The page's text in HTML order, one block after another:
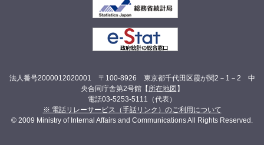
法人番号2000012020001 〒100-8926 東京都千代田区霞が関2－1－2 中
央合同庁舎第2号館【 所在地図 】
電話03-5253-5111（代表）
※ 電話リレーサービス（手話リンク）のご利用について
© 2009 Ministry of Internal Affairs and Communications All Rights Reserved.